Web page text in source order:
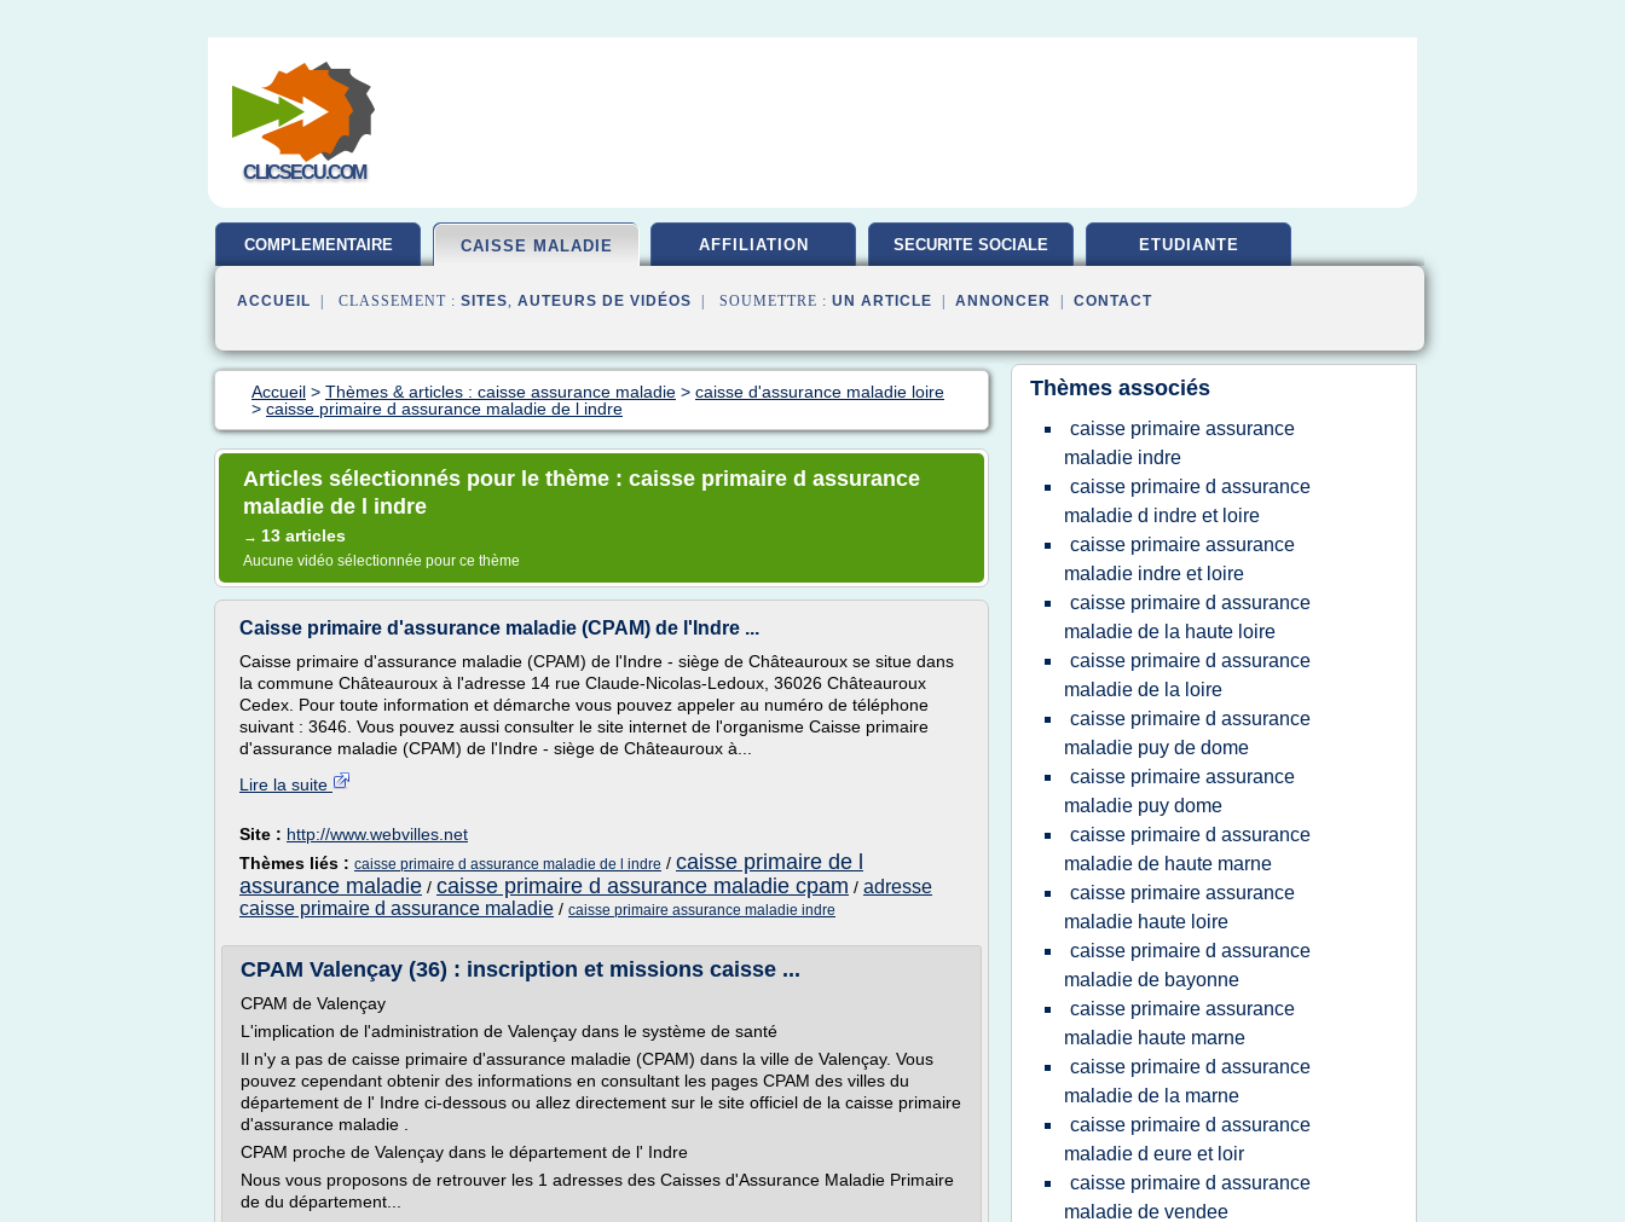
CLICSECU.COM
COMPLEMENTAIRE CAISSE MALADIE AFFILIATION SECURITE SOCIALE ETUDIANTE
ACCUEIL | CLASSEMENT : SITES, AUTEURS DE VIDÉOS | SOUMETTRE : UN ARTICLE ANNONCER CONTACT
Accueil > Thèmes & articles : caisse assurance maladie > caisse d'assurance maladie loire
> caisse primaire d assurance maladie de l indre
Articles sélectionnés pour le thème : caisse primaire d assurance
maladie de l indre
→ 13 articles
Aucune vidéo sélectionnée pour ce thème
Caisse primaire d'assurance maladie (CPAM) de l'Indre ...
Caisse primaire d'assurance maladie (CPAM) de l'Indre - siège de Châteauroux se situe dans
la commune Châteauroux à l'adresse 14 rue Claude-Nicolas-Ledoux, 36026 Châteauroux
Cedex. Pour toute information et démarche vous pouvez appeler au numéro de téléphone
suivant : 3646. Vous pouvez aussi consulter le site internet de l'organisme Caisse primaire
d'assurance maladie (CPAM) de l'Indre - siège de Châteauroux à...
Lire la suite
Site : http://www.webvilles.net
Thèmes liés : caisse primaire d assurance maladie de l indre / caisse primaire de l
assurance maladie / caisse primaire d assurance maladie cpam / adresse
caisse primaire d assurance maladie / caisse primaire assurance maladie indre
CPAM Valençay (36) : inscription et missions caisse ...
CPAM de Valençay
L'implication de l'administration de Valençay dans le système de santé
Il n'y a pas de caisse primaire d'assurance maladie (CPAM) dans la ville de Valençay. Vous
pouvez cependant obtenir des informations en consultant les pages CPAM des villes du
département de l' Indre ci-dessous ou allez directement sur le site officiel de la caisse primaire
d'assurance maladie .
CPAM proche de Valençay dans le département de l' Indre
Nous vous proposons de retrouver les 1 adresses des Caisses d'Assurance Maladie Primaire
de du département...
Thèmes associés
caisse primaire assurance
maladie indre
caisse primaire d assurance
maladie d indre et loire
caisse primaire assurance
maladie indre et loire
caisse primaire d assurance
maladie de la haute loire
caisse primaire d assurance
maladie de la loire
caisse primaire d assurance
maladie puy de dome
caisse primaire assurance
maladie puy dome
caisse primaire d assurance
maladie de haute marne
caisse primaire assurance
maladie haute loire
caisse primaire d assurance
maladie de bayonne
caisse primaire assurance
maladie haute marne
caisse primaire d assurance
maladie de la marne
caisse primaire d assurance
maladie d eure et loir
caisse primaire d assurance
maladie de vendee